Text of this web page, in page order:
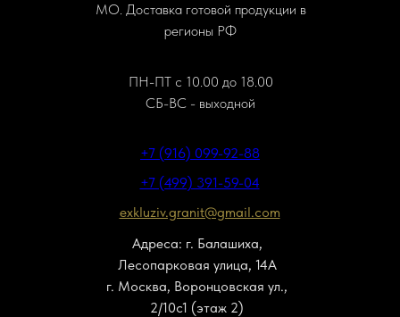
exkluziv.granit@gmail.com
МО. Доставка готовой продукции в
регионы РФ
ПН-ПТ с 10.00 до 18.00
СБ-ВС - выходной
Адреса: г. Балашиха,
Лесопарковая улица, 14А
г. Москва, Воронцовская ул.,
2/10с1 (этаж 2)
+7 (916) 099-92-88
+7 (499) 391-59-04